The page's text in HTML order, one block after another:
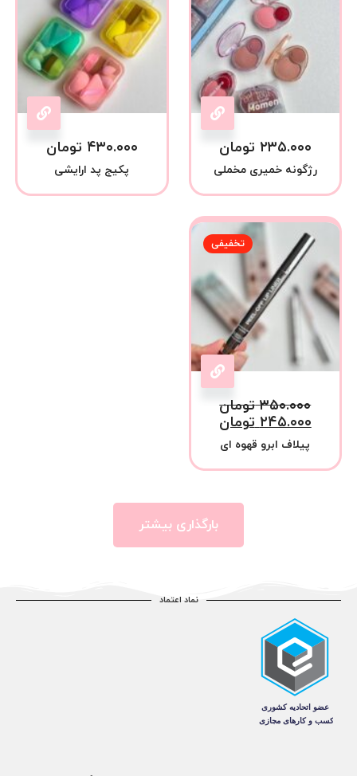
۲۳۵.۰۰۰ تومان
رژگونه خمیری مخملی
۴۳۰.۰۰۰ تومان
پکیج پد ارایشی
تخفیفی
۳۵۰.۰۰۰ تومان
۲۴۵.۰۰۰ تومان
پیلاف ابرو قهوه ای
بارگذاری بیشتر
نماد اعتماد